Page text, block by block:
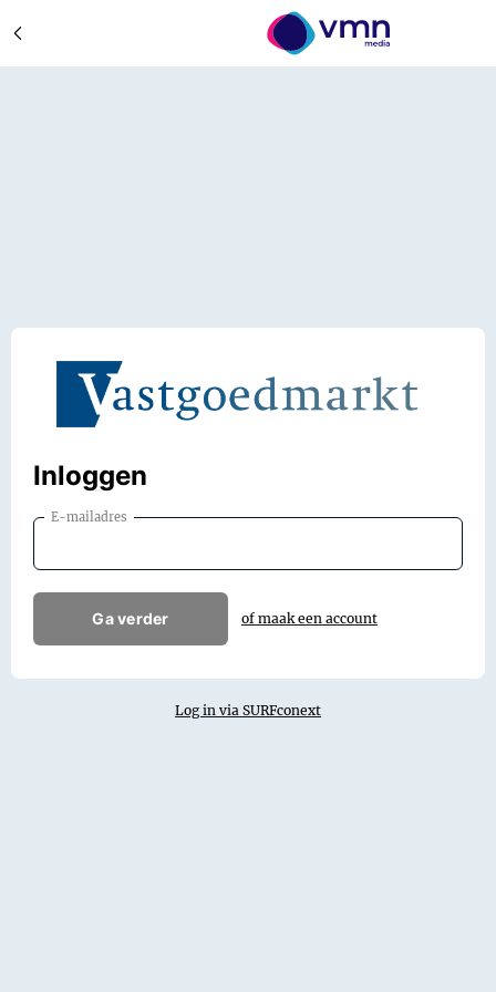
Inloggen
E-mailadres
Ga verder of maak een account
Log in via SURFconext